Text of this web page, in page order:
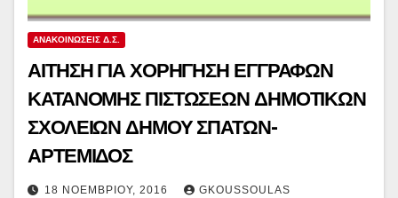
ΑΝΑΚΟΙΝΏΣΕΙΣ Δ.Σ.
ΑΙΤΗΣΗ ΓΙΑ ΧΟΡΗΓΗΣΗ ΕΓΓΡΑΦΩΝ
ΚΑΤΑΝΟΜΗΣ ΠΙΣΤΩΣΕΩΝ ΔΗΜΟΤΙΚΩΝ
ΣΧΟΛΕΙΩΝ ΔΗΜΟΥ ΣΠΑΤΩΝ-
ΑΡΤΕΜΙΔΟΣ
18 ΝΟΕΜΒΡΊΟΥ, 2016 GKOUSSOULAS